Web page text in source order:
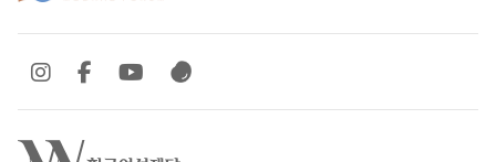
SNS 바로가기
SNS 바로가기SNS 바로가기
SNS 바로가기